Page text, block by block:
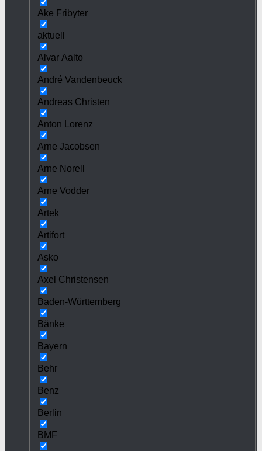
Ake Fribyter
aktuell
Alvar Aalto
André Vandenbeuck
Andreas Christen
Anton Lorenz
Arne Jacobsen
Arne Norell
Arne Vodder
Artek
Artifort
Asko
Axel Christensen
Baden-Württemberg
Bänke
Bayern
Behr
Benz
Berlin
BMF